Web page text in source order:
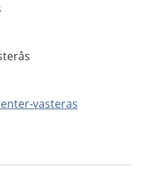
vasteras